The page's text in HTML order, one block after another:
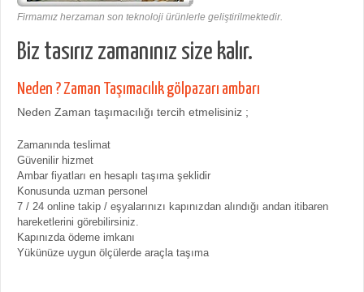
Firmamız herzaman son teknoloji ürünlerle geliştirilmektedir.
Biz tasırız zamanınız size kalır.
Neden ? Zaman Taşımacılık gölpazarı ambarı
Neden Zaman taşımacılığı tercih etmelisiniz ;
Zamanında teslimat
Güvenilir hizmet
Ambar fiyatları en hesaplı taşıma şeklidir
Konusunda uzman personel
7 / 24 online takip / eşyalarınızı kapınızdan alındığı andan itibaren
hareketlerini görebilirsiniz.
Kapınızda ödeme imkanı
Yükünüze uygun ölçülerde araçla taşıma